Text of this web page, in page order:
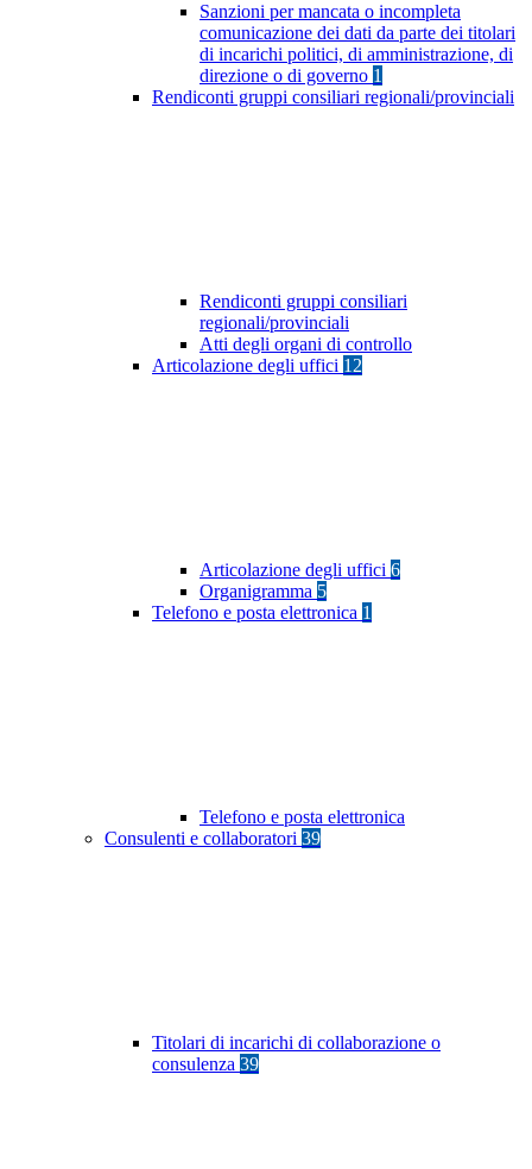
Sanzioni per mancata o incompleta
comunicazione dei dati da parte dei titolari
di incarichi politici, di amministrazione, di
direzione o di governo 1
Rendiconti gruppi consiliari regionali/provinciali
Rendiconti gruppi consiliari
regionali/provinciali
Atti degli organi di controllo
Articolazione degli uffici 12
Articolazione degli uffici 6
Organigramma 5
Telefono e posta elettronica 1
Telefono e posta elettronica
Consulenti e collaboratori 39
Titolari di incarichi di collaborazione o
consulenza 39